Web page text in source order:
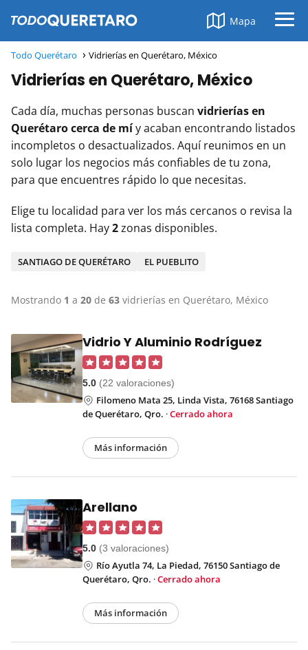
Mapa
Todo Querétaro Vidrierías en Querétaro, México
Vidrierías en Querétaro, México
Cada día, muchas personas buscan vidrierías en
Querétaro cerca de míy acaban encontrando listados
incompletos o desactualizados. Aquí reunimos en un
solo lugar los negocios más confiables de tu zona,
para que encuentres rápido lo que necesitas.
Elige tu localidad para ver los más cercanos o revisa la
lista completa. Hay2zonas disponibles.
SANTIAGO DE QUERÉTARO EL PUEBLITO
Mostrando 1 a 20 de 63 vidrierías en Querétaro, México
Vidrio Y Aluminio Rodríguez
5.0 (22 valoraciones)
Filomeno Mata 25, Linda Vista, 76168 Santiago
de Querétaro, Qro. ·Cerrado ahora
Más información
Arellano
5.0 (3 valoraciones)
Río Ayutla 74, La Piedad, 76150 Santiago de
Querétaro, Qro. ·Cerrado ahora
Más información